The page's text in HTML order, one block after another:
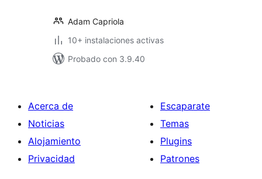
Adam Capriola
10+ instalaciones activas
Probado con 3.9.40
Acerca de
Noticias
Alojamiento
Privacidad
Escaparate
Temas
Plugins
Patrones